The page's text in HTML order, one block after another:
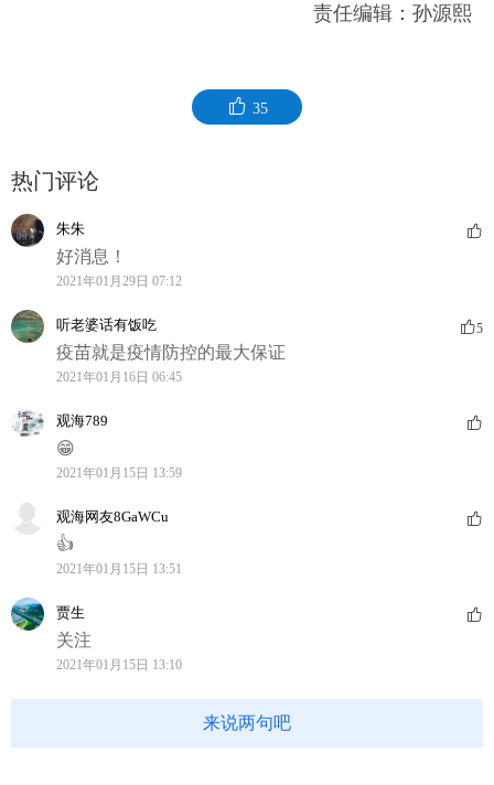
责任编辑：孙源熙
35
热门评论
朱朱
好消息！
2021年01月29日 07:12
听老婆话有饭吃 5
疫苗就是疫情防控的最大保证
2021年01月16日 06:45
观海789
😁
2021年01月15日 13:59
观海网友8GaWCu
👍
2021年01月15日 13:51
贾生
关注
2021年01月15日 13:10
来说两句吧